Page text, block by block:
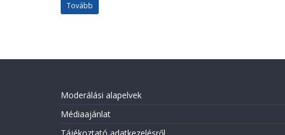
Tovább
Moderálási alapelvek
Médiaajánlat